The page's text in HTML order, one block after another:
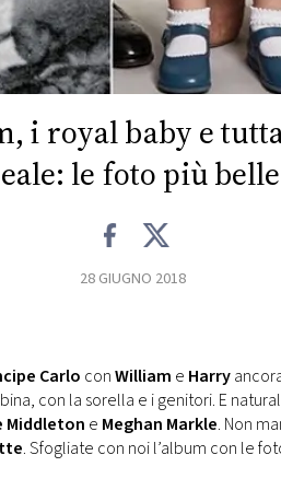
i royal baby e
le foto più belle
28 GIUGNO 2018
Carlo conWilliam e Harry
con la sorella e i genitori. E
Middleton e Meghan Markle. Non
. Sfogliate con noi l’album con le